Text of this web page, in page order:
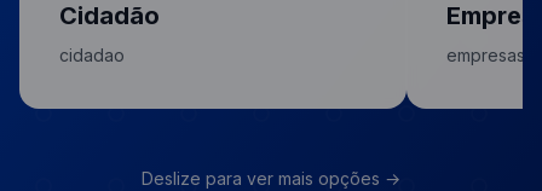
Cidadão
cidadao empresas
Deslize para ver mais opções →